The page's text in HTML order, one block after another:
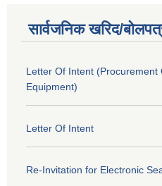
सार्वजनिक खरिद/
Letter Of Intent (Procurement
Equipment)
Letter Of Intent
Re-Invitation for Electronic